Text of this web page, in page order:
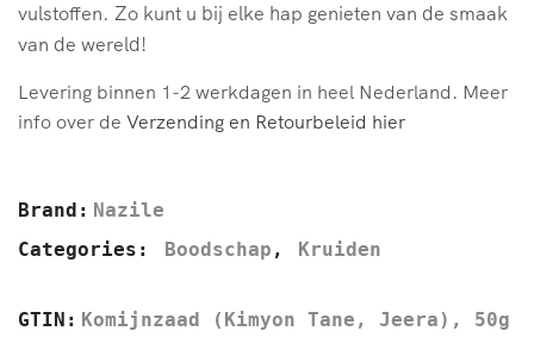
vulstoffen. Zo kunt u bij elke hap genieten van de smaak
van de wereld!
Levering binnen 1-2 werkdagen in heel Nederland. Meer
info over de Verzending en Retourbeleid hier
Brand: Nazile
Categories:
Boodschap , Kruiden
GTIN: Komijnzaad (Kimyon Tane, Jeera), 50g